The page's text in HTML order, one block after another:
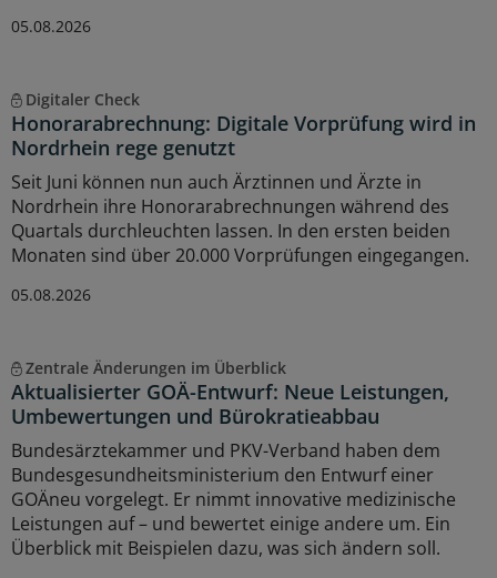
05.08.2026
Digitaler Check
Honorarabrechnung: Digitale Vorprüfung wird in
Nordrhein rege genutzt
Seit Juni können nun auch Ärztinnen und Ärzte in
Nordrhein ihre Honorarabrechnungen während des
Quartals durchleuchten lassen. In den ersten beiden
Monaten sind über 20.000 Vorprüfungen eingegangen.
05.08.2026
Zentrale Änderungen im Überblick
Aktualisierter GOÄ-Entwurf: Neue Leistungen,
Umbewertungen und Bürokratieabbau
Bundesärztekammer und PKV-Verband haben dem
Bundesgesundheitsministerium den Entwurf einer
GOÄneu vorgelegt. Er nimmt innovative medizinische
Leistungen auf – und bewertet einige andere um. Ein
Überblick mit Beispielen dazu, was sich ändern soll.